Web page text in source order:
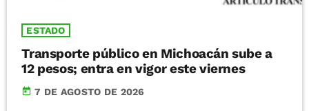
ESTADO
Transporte público en Michoacán sube a
12 pesos; entra en vigor este viernes
today 7 DE AGOSTO DE 2026